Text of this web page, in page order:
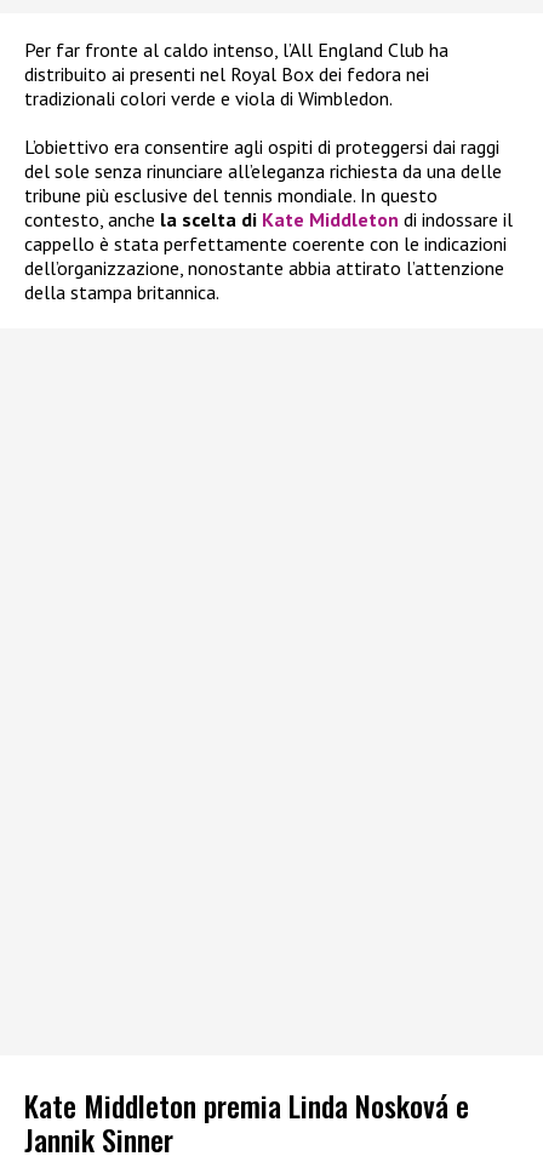
Per far fronte al caldo intenso, l’All England Club ha
distribuito ai presenti nel Royal Box dei fedora nei
tradizionali colori verde e viola di Wimbledon.
L’obiettivo era consentire agli ospiti di proteggersi dai raggi
del sole senza rinunciare all’eleganza richiesta da una delle
tribune più esclusive del tennis mondiale. In questo
contesto, anche la scelta di Kate Middleton di indossare il
cappello è stata perfettamente coerente con le indicazioni
dell’organizzazione, nonostante abbia attirato l’attenzione
della stampa britannica.
Kate Middleton premia Linda Nosková e
Jannik Sinner